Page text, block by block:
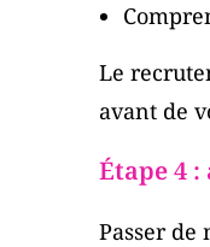
Le
avant de
Étape 4
Passer de